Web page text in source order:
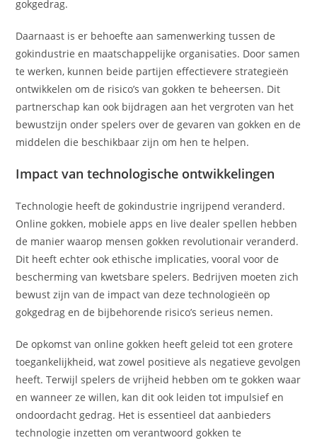
gokgedrag.
Daarnaast is er behoefte aan samenwerking tussen de
gokindustrie en maatschappelijke organisaties. Door samen
te werken, kunnen beide partijen effectievere strategieën
ontwikkelen om de risico’s van gokken te beheersen. Dit
partnerschap kan ook bijdragen aan het vergroten van het
bewustzijn onder spelers over de gevaren van gokken en de
middelen die beschikbaar zijn om hen te helpen.
Impact van technologische ontwikkelingen
Technologie heeft de gokindustrie ingrijpend veranderd.
Online gokken, mobiele apps en live dealer spellen hebben
de manier waarop mensen gokken revolutionair veranderd.
Dit heeft echter ook ethische implicaties, vooral voor de
bescherming van kwetsbare spelers. Bedrijven moeten zich
bewust zijn van de impact van deze technologieën op
gokgedrag en de bijbehorende risico’s serieus nemen.
De opkomst van online gokken heeft geleid tot een grotere
toegankelijkheid, wat zowel positieve als negatieve gevolgen
heeft. Terwijl spelers de vrijheid hebben om te gokken waar
en wanneer ze willen, kan dit ook leiden tot impulsief en
ondoordacht gedrag. Het is essentieel dat aanbieders
technologie inzetten om verantwoord gokken te